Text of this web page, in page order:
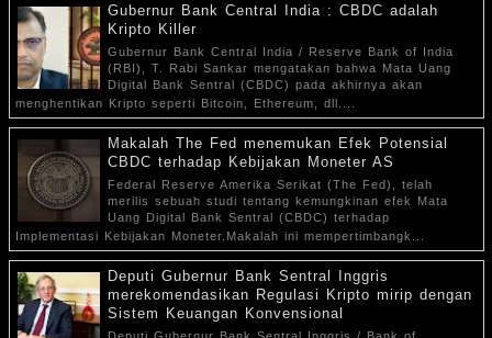
Gubernur Bank Central India : CBDC adalah
Kripto Killer
Gubernur Bank Central India / Reserve Bank of India
(RBI), T. Rabi Sankar mengatakan bahwa Mata Uang
Digital Bank Sentral (CBDC) pada akhirnya akan
menghentikan Kripto seperti Bitcoin, Ethereum, dll....
Makalah The Fed menemukan Efek Potensial
CBDC terhadap Kebijakan Moneter AS
Federal Reserve Amerika Serikat (The Fed), telah
merilis sebuah studi tentang kemungkinan efek Mata
Uang Digital Bank Sentral (CBDC) terhadap
Implementasi Kebijakan Moneter.Makalah ini mempertimbangk...
Deputi Gubernur Bank Sentral Inggris
merekomendasikan Regulasi Kripto mirip dengan
Sistem Keuangan Konvensional